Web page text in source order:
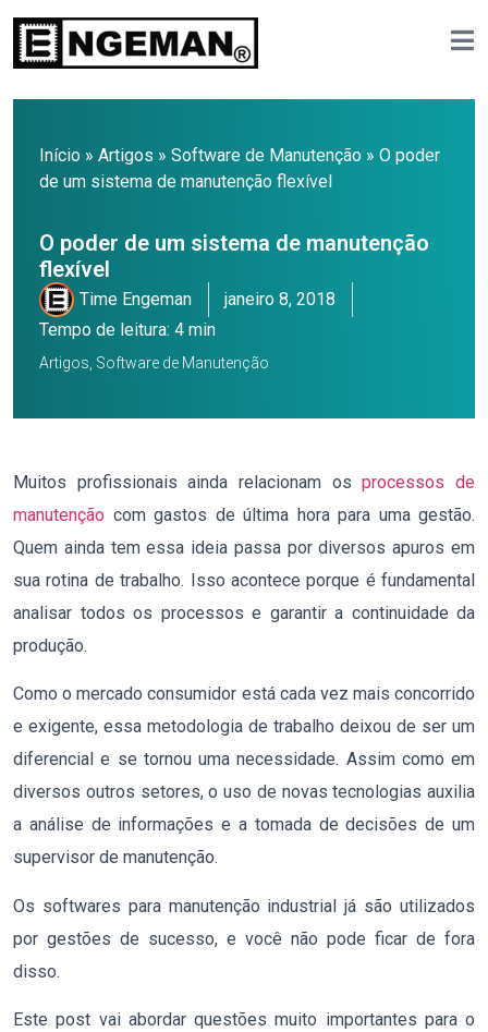
Início » Artigos » Software de Manutenção » O poder
de um sistema de manutenção flexível
O poder de um sistema de manutenção
flexível
Time Engeman
janeiro 8, 2018
Tempo de leitura: 4 min
Artigos Software de Manutenção
Muitos profissionais ainda relacionam osprocessos de
manutenção com gastos de última hora para uma gestão.
Quem ainda tem essa ideia passa por diversos apuros em
sua rotina de trabalho. Isso acontece porque é fundamental
analisar todos os processos e garantir a continuidade da
produção.
Como o mercado consumidor está cada vez mais concorrido
e exigente, essa metodologia de trabalho deixou de ser um
diferencial e se tornou uma necessidade. Assim como em
diversos outros setores, o uso de novas tecnologias auxilia
a análise de informações e a tomada de decisões de um
supervisor de manutenção.
Os softwares para manutenção industrial já são utilizados
por gestões de sucesso, e você não pode ficar de fora
disso.
Este post vai abordar questões muito importantes para o